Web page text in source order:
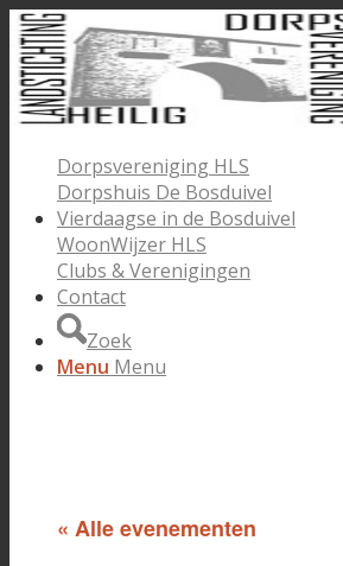
Dorpsvereniging HLS
Dorpshuis De Bosduivel
Vierdaagse in de Bosduivel
WoonWijzer HLS
Clubs & Verenigingen
Contact
Zoek
Menu Menu
« Alle evenementen